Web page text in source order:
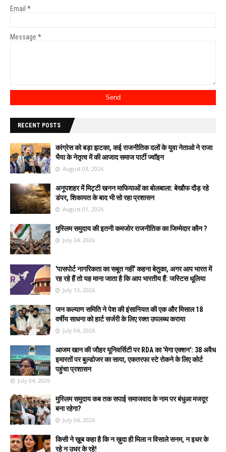
Email *
Message *
RECENT POSTS
कांग्रेस को बड़ा झटका, कई राजनीतिक दलों के युवा नेताओ ने राजा
भैया के नेतृत्व में की आजाद समाज पार्टी ज्वॉइन
August 03, 2026
अनूपशहर में मिट्टी खनन माफियाओं का बोलबाला: बेखौफ दौड़ रहे
डंपर, शिकायत के बाद भी सो रहा प्रशासन
August 01, 2026
मुस्लिम समुदाय की इतनी कमजोर राजनीतिक का जिम्मेदार कौन ?
July 24, 2026
'पासपोर्ट नागरिकता का सबूत नहीं' कहना बेतुका, अगर आप भारत में
रह रहे हैं तो यह माना जाता है कि आप भारतीय हैं: जस्टिस धूलिया
July 13, 2026
जन कल्याण समिति ने पेश की इंसानियत की एक और मिसाल 18
वर्षीय साधना को हार्ट सर्जरी के लिए रक्त उपलब्ध कराया
July 04, 2026
आजम खान की जौहर यूनिवर्सिटी पर RDA का 'मेगा एक्शन': 38 अवैध
इमारतों पर बुल्डोजर का साया, एकतरफा स्टे रोकने के लिए कोर्ट
पहुंचा प्रशासन
July 04, 2026
मुस्लिम समुदाय कब तक सपाई समाजवाद के नाम पर बंधुआ मजदूर
बना रहेगा?
July 04, 2026
किसी ने ख़ूब कहा है कि न ख़ुदा ही मिला न विसाले सनम, न इधर के
रहे न उधर के रहे!